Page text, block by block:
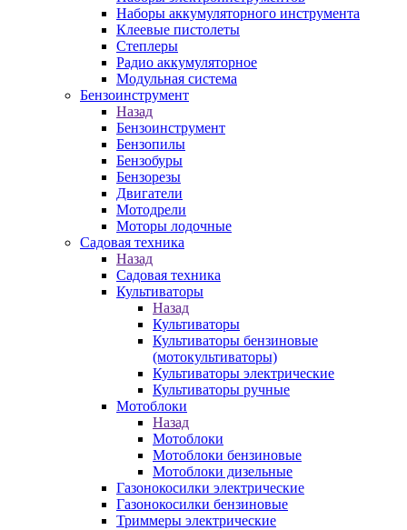
Наборы аккумуляторного инструмента
Клеевые пистолеты
Степлеры
Радио аккумуляторное
Модульная система
Бензоинструмент
Назад
Бензоинструмент
Бензопилы
Бензобуры
Бензорезы
Двигатели
Мотодрели
Моторы лодочные
Садовая техника
Назад
Садовая техника
Культиваторы
Назад
Культиваторы
Культиваторы бензиновые
(мотокультиваторы)
Культиваторы электрические
Культиваторы ручные
Мотоблоки
Назад
Мотоблоки
Мотоблоки бензиновые
Мотоблоки дизельные
Газонокосилки электрические
Газонокосилки бензиновые
Триммеры электрические